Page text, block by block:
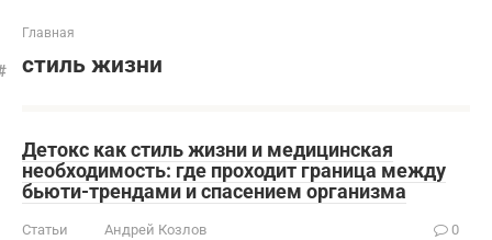
Главная
стиль жизни
Детокс как стиль жизни и медицинская
необходимость: где проходит граница между
бьюти-трендами и спасением организма
Статьи Андрей Козлов 0